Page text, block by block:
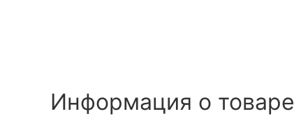
Информация о товаре